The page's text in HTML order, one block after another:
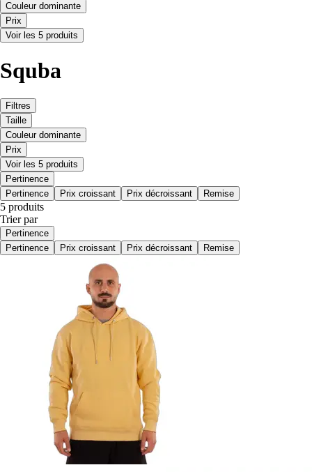
Couleur dominante
Prix
Voir les 5 produits
Squba
Filtres
Taille
Couleur dominante
Prix
Voir les 5 produits
Pertinence
Pertinence
Prix croissant Prix décroissant Remise
5 produits
Trier par
Pertinence
Pertinence
Prix croissant Prix décroissant Remise